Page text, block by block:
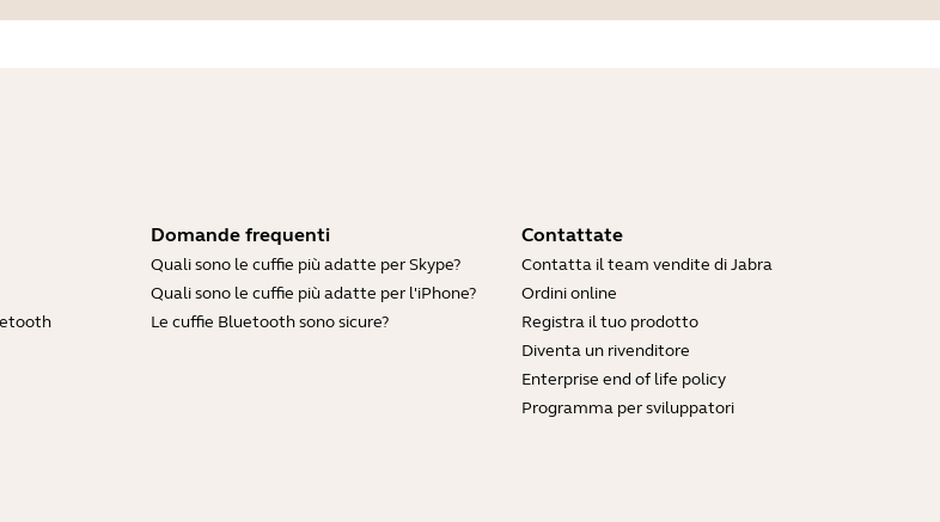
Domande frequenti
Quali sono le cuffie più adatte per Skype?
Quali sono le cuffie più adatte per l'iPhone?
Le cuffie Bluetooth sono sicure?
Contattate
Contatta il team vendite di Jabra
Ordini online
Registra il tuo prodotto
Diventa un rivenditore
Enterprise end of life policy
Programma per sviluppatori